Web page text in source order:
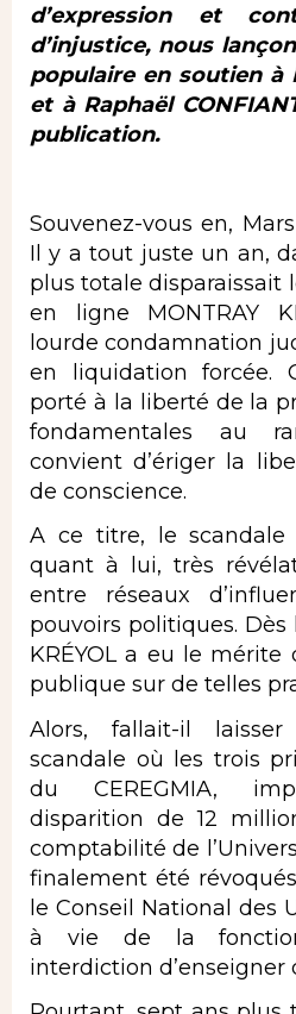
d’expression et
d’injustice, nous
populaire en soutien à
et à Raphaël
publication.
Souvenez-vous en,
Il y a tout juste un an,
plus totale disparaissait
en ligne MONTRAY
lourde condamnation
en liquidation forcée.
porté à la liberté de la
fondamentales au
convient d’ériger la
de conscience.
A ce titre, le scandale
quant à lui, très
entre réseaux
pouvoirs politiques. Dès
KRÉYOL a eu le mérite
publique sur de telles
Alors, fallait-il
scandale où les trois
du CEREGMIA,
disparition de 12
comptabilité de
finalement été
le Conseil National des
à vie de la
interdiction d’enseigner